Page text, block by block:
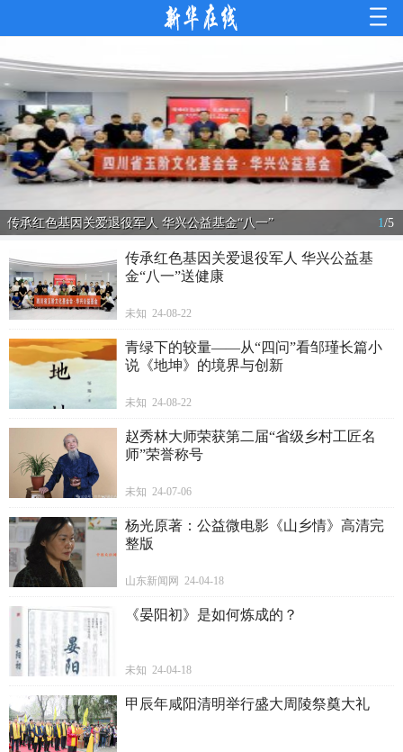
传承红色基因关爱退役军人 华兴公益基金“八一” 1/5
传承红色基因关爱退役军人 华兴公益基
金“八一”送健康
未知 24-08-22
青绿下的较量——从“四问”看邹瑾长篇小
说《地坤》的境界与创新
未知 24-08-22
赵秀林大师荣获第二届“省级乡村工匠名
师”荣誉称号
未知 24-07-06
杨光原著：公益微电影《山乡情》高清完
整版
山东新闻网 24-04-18
《晏阳初》是如何炼成的？
未知 24-04-18
甲辰年咸阳清明举行盛大周陵祭奠大礼